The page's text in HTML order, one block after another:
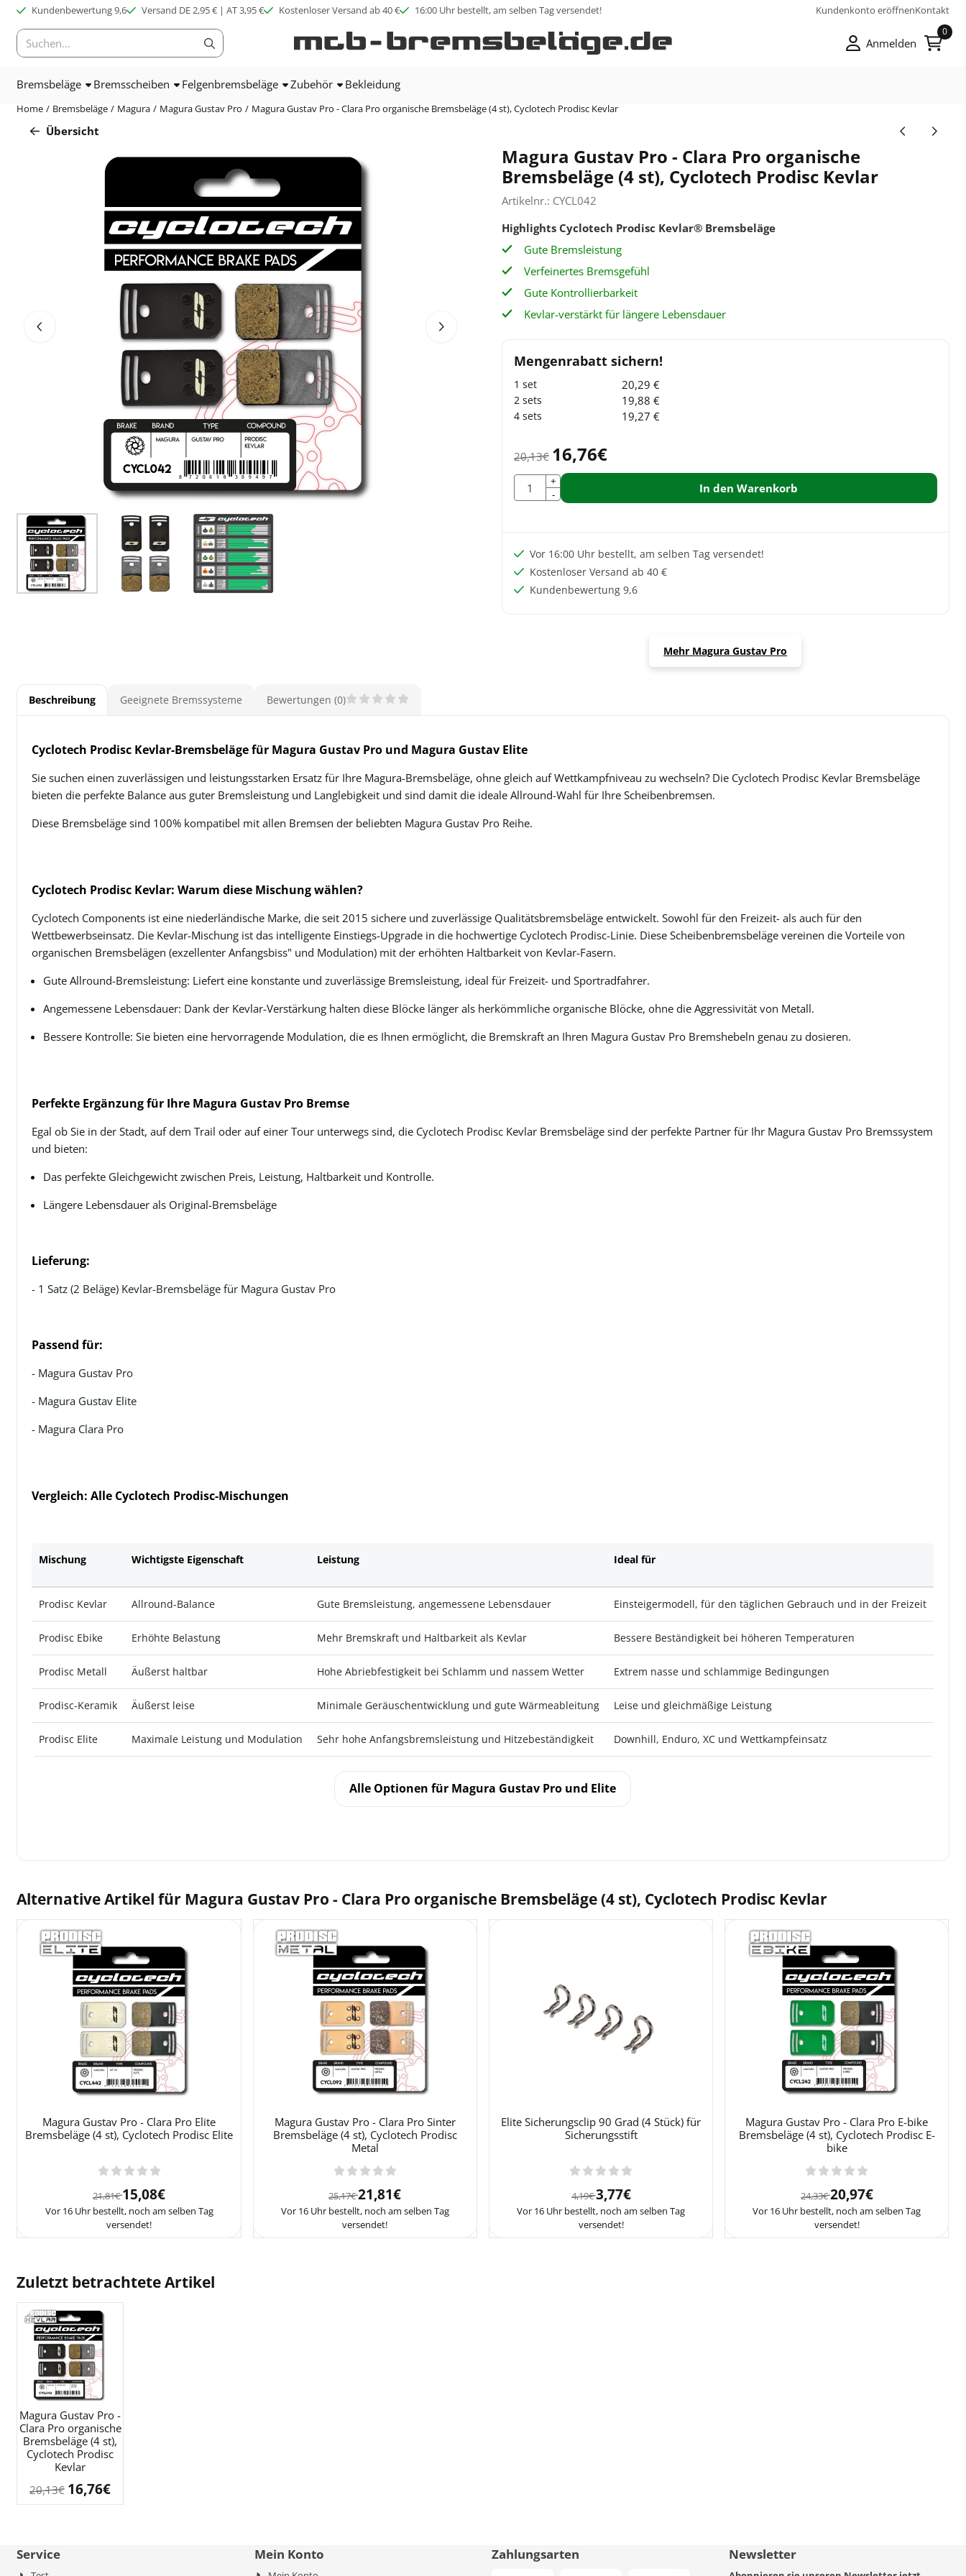
Cookie-Einstellungen verfügbar. Einstellungen wählen oder alle Cookies zulassen.
Kundenbewertung 9,6 Versand DE 2,95 € | AT 3,95 € Kostenloser Versand ab 40 € 16:00 Uhr bestellt, am selben Tag versendet! Kundenkonto eröffnenKontakt
Suche
Anmelden
0
Bremsbeläge Bremsscheiben Felgenbremsbeläge Zubehör Bekleidung
Home / Bremsbeläge / Magura / Magura Gustav Pro / Magura Gustav Pro - Clara Pro organische Bremsbeläge (4 st), Cyclotech Prodisc Kevlar
Übersicht
Magura Gustav Pro - Clara Pro organische
Bremsbeläge (4 st), Cyclotech Prodisc Kevlar
Artikelnr.: CYCL042
Highlights Cyclotech Prodisc Kevlar® Bremsbeläge
Gute Bremsleistung
Verfeinertes Bremsgefühl
Gute Kontrollierbarkeit
Kevlar-verstärkt für längere Lebensdauer
20,29 €
19,88 €
19,27 €
20,13€ 16,76€
Anzahl
+
-
In den Warenkorb
Vor 16:00 Uhr bestellt, am selben Tag versendet!
Kostenloser Versand ab 40 €
Kundenbewertung 9,6
Mehr Magura Gustav Pro
Beschreibung Geeignete Bremssysteme Bewertungen (0)
Cyclotech Prodisc Kevlar-Bremsbeläge für Magura Gustav Pro und Magura Gustav Elite
Sie suchen einen zuverlässigen und leistungsstarken Ersatz für Ihre Magura-Bremsbeläge, ohne gleich auf Wettkampfniveau zu wechseln? Die Cyclotech Prodisc Kevlar Bremsbeläge
bieten die perfekte Balance aus guter Bremsleistung und Langlebigkeit und sind damit die ideale Allround-Wahl für Ihre Scheibenbremsen.
Diese Bremsbeläge sind 100% kompatibel mit allen Bremsen der beliebten Magura Gustav Pro Reihe.
Cyclotech Prodisc Kevlar: Warum diese Mischung wählen?
Cyclotech Components ist eine niederländische Marke, die seit 2015 sichere und zuverlässige Qualitätsbremsbeläge entwickelt. Sowohl für den Freizeit- als auch für den
Wettbewerbseinsatz. Die Kevlar-Mischung ist das intelligente Einstiegs-Upgrade in die hochwertige Cyclotech Prodisc-Linie. Diese Scheibenbremsbeläge vereinen die Vorteile von
organischen Bremsbelägen (exzellenter Anfangsbiss" und Modulation) mit der erhöhten Haltbarkeit von Kevlar-Fasern.
Gute Allround-Bremsleistung: Liefert eine konstante und zuverlässige Bremsleistung, ideal für Freizeit- und Sportradfahrer.
Angemessene Lebensdauer: Dank der Kevlar-Verstärkung halten diese Blöcke länger als herkömmliche organische Blöcke, ohne die Aggressivität von Metall.
Bessere Kontrolle: Sie bieten eine hervorragende Modulation, die es Ihnen ermöglicht, die Bremskraft an Ihren Magura Gustav Pro Bremshebeln genau zu dosieren.
Perfekte Ergänzung für Ihre Magura Gustav Pro Bremse
Egal ob Sie in der Stadt, auf dem Trail oder auf einer Tour unterwegs sind, die Cyclotech Prodisc Kevlar Bremsbeläge sind der perfekte Partner für Ihr Magura Gustav Pro Bremssystem
und bieten:
Das perfekte Gleichgewicht zwischen Preis, Leistung, Haltbarkeit und Kontrolle.
Längere Lebensdauer als Original-Bremsbeläge
Lieferung:
- 1 Satz (2 Beläge) Kevlar-Bremsbeläge für Magura Gustav Pro
Passend für:
- Magura Gustav Pro
- Magura Gustav Elite
- Magura Clara Pro
Vergleich: Alle Cyclotech Prodisc-Mischungen
Mischung Wichtigste Eigenschaft Leistung Ideal für
Prodisc Kevlar Allround-Balance Gute Bremsleistung, angemessene Lebensdauer Einsteigermodell, für den täglichen Gebrauch und in der Freizeit
Prodisc Ebike Erhöhte Belastung Mehr Bremskraft und Haltbarkeit als Kevlar Bessere Beständigkeit bei höheren Temperaturen
Prodisc Metall Äußerst haltbar Hohe Abriebfestigkeit bei Schlamm und nassem Wetter Extrem nasse und schlammige Bedingungen
Prodisc-Keramik Äußerst leise Minimale Geräuschentwicklung und gute Wärmeableitung Leise und gleichmäßige Leistung
Prodisc Elite Maximale Leistung und Modulation Sehr hohe Anfangsbremsleistung und Hitzebeständigkeit Downhill, Enduro, XC und Wettkampfeinsatz
Alle Optionen für Magura Gustav Pro und Elite
Alternative Artikel für Magura Gustav Pro - Clara Pro organische Bremsbeläge (4 st), Cyclotech Prodisc Kevlar
Magura Gustav Pro - Clara Pro Elite
Bremsbeläge (4 st), Cyclotech Prodisc Elite
Von 21,81 für 15,08
21,81€15,08€
Vor 16 Uhr bestellt, noch am selben Tag
versendet!
Magura Gustav Pro - Clara Pro Sinter
Bremsbeläge (4 st), Cyclotech Prodisc
Metal
Von 25,17 für 21,81
25,17€21,81€
Vor 16 Uhr bestellt, noch am selben Tag
versendet!
Elite Sicherungsclip 90 Grad (4 Stück) für
Sicherungsstift
Von 4,19 für 3,77
4,19€3,77€
Vor 16 Uhr bestellt, noch am selben Tag
versendet!
Magura Gustav Pro - Clara Pro E-bike
Bremsbeläge (4 st), Cyclotech Prodisc E-
bike
Von 24,33 für 20,97
24,33€20,97€
Vor 16 Uhr bestellt, noch am selben Tag
versendet!
Zuletzt betrachtete Artikel
Magura Gustav Pro -
Clara Pro organische
Bremsbeläge (4 st),
Cyclotech Prodisc
Kevlar
20,13€ 16,76€
Service Mein Konto Zahlungsarten Newsletter